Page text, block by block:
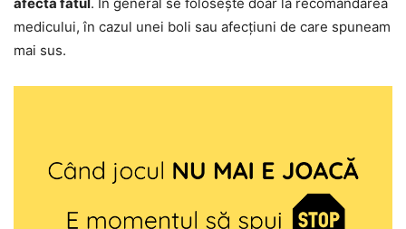
medicului, în cazul unei boli sau afecțiuni de care spuneam
mai sus.